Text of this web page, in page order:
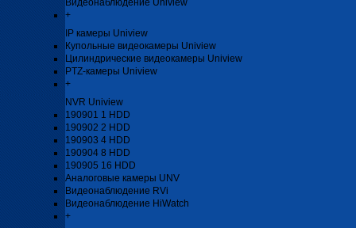
Видеонаблюдение Uniview
+
IP камеры Uniview
Купольные видеокамеры Uniview
Цилиндрические видеокамеры Uniview
PTZ-камеры Uniview
+
NVR Uniview
190901 1 HDD
190902 2 HDD
190903 4 HDD
190904 8 HDD
190905 16 HDD
Аналоговые камеры UNV
Видеонаблюдение RVi
Видеонаблюдение HiWatch
+